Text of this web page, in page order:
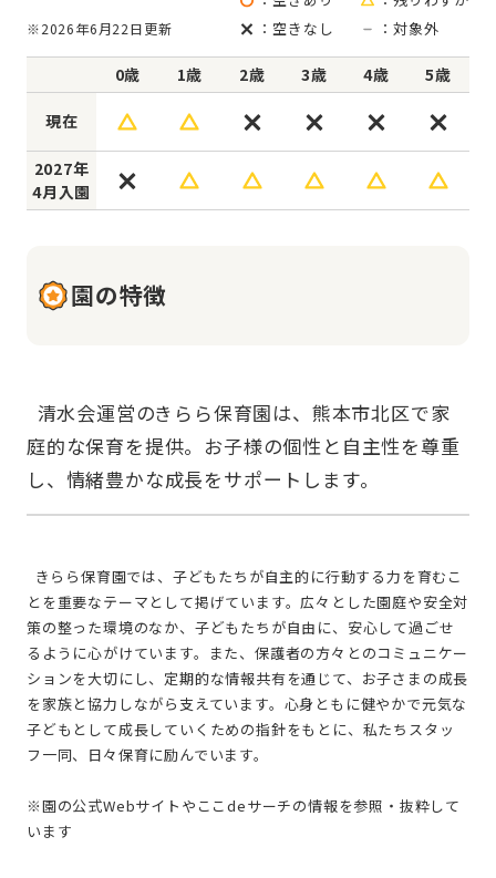
※2026年6月22日更新
：空きなし
：対象外
0歳 1歳 2歳 3歳 4歳 5歳
現在
2027年
4月入園
園の特徴
庭的な保育を提供。お子様の個性と自主性を尊重
とを重要なテーマとして掲げています。広々とした園庭や安全対
策の整った環境のなか、子どもたちが自由に、安心して過ごせ
るように心がけています。また、保護者の方々とのコミュニケー
ションを大切にし、定期的な情報共有を通じて、お子さまの成長
を家族と協力しながら支えています。心身ともに健やかで元気な
子どもとして成長していくための指針をもとに、私たちスタッ
フ一同、日々保育に励んでいます。
※園の公式Webサイトやここdeサーチの情報を参照・抜粋して